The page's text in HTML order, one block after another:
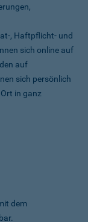
, Haftpflicht- und
sich online auf
auf
sich persönlich
in ganz
dem